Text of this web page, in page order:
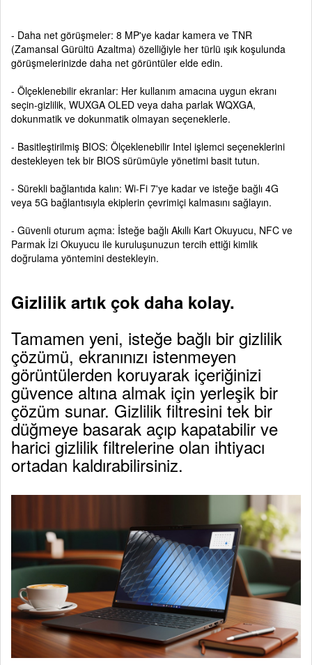
- Daha net görüşmeler: 8 MP'ye kadar kamera ve TNR
(Zamansal Gürültü Azaltma) özelliğiyle her türlü ışık koşulunda
görüşmelerinizde daha net görüntüler elde edin.
- Ölçeklenebilir ekranlar: Her kullanım amacına uygun ekranı
seçin-gizlilik, WUXGA OLED veya daha parlak WQXGA,
dokunmatik ve dokunmatik olmayan seçeneklerle.
- Basitleştirilmiş BIOS: Ölçeklenebilir Intel işlemci seçeneklerini
destekleyen tek bir BIOS sürümüyle yönetimi basit tutun.
- Sürekli bağlantıda kalın: Wi-Fi 7'ye kadar ve isteğe bağlı 4G
veya 5G bağlantısıyla ekiplerin çevrimiçi kalmasını sağlayın.
- Güvenli oturum açma: İsteğe bağlı Akıllı Kart Okuyucu, NFC ve
Parmak İzi Okuyucu ile kuruluşunuzun tercih ettiği kimlik
doğrulama yöntemini destekleyin.
Gizlilik artık çok daha kolay.
Tamamen yeni, isteğe bağlı bir gizlilik
çözümü, ekranınızı istenmeyen
görüntülerden koruyarak içeriğinizi
güvence altına almak için yerleşik bir
çözüm sunar. Gizlilik filtresini tek bir
düğmeye basarak açıp kapatabilir ve
harici gizlilik filtrelerine olan ihtiyacı
ortadan kaldırabilirsiniz.